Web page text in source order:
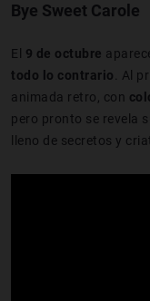
Bye Sweet Carole
El 9 de octubre
todo lo contrario. Al
animada retro, con
pero pronto se revela
lleno de secretos y